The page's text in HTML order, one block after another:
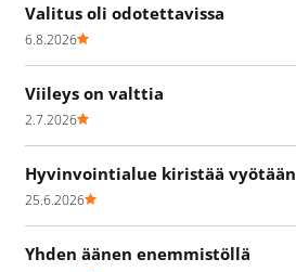
Valitus oli odotettavissa
6.8.2026
Viileys on valttia
2.7.2026
Hyvinvointialue kiristää vyötään
25.6.2026
Yhden äänen enemmistöllä